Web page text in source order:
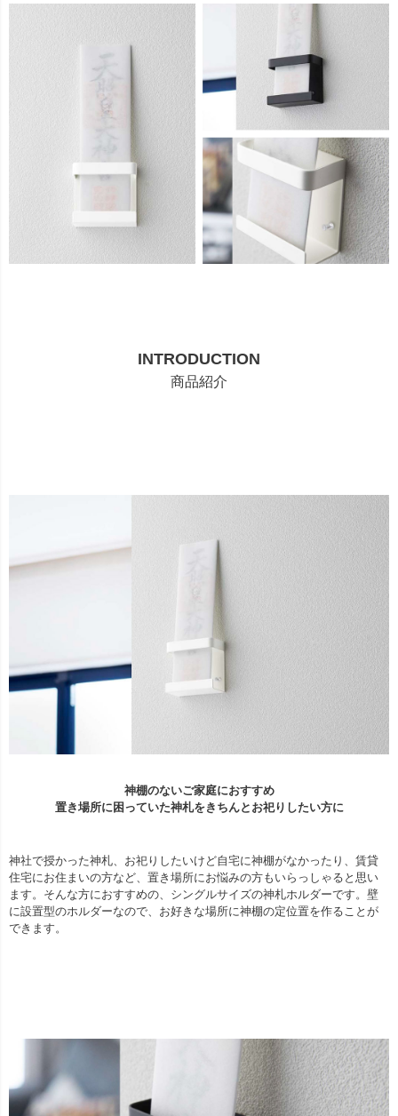
INTRODUCTION
商品紹介
神棚のないご家庭におすすめ
置き場所に困っていた神札をきちんとお祀りしたい方に
神社で授かった神札、お祀りしたいけど自宅に神棚がなかったり、賃貸
住宅にお住まいの方など、置き場所にお悩みの方もいらっしゃると思い
ます。そんな方におすすめの、シングルサイズの神札ホルダーです。壁
に設置型のホルダーなので、お好きな場所に神棚の定位置を作ることが
できます。